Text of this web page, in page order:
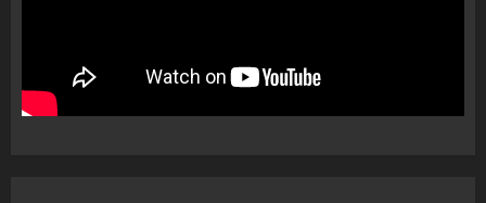
1
“bosen” Joana Nano për
abuzim me fondet publike dhe
pasuri të pajustifikuar